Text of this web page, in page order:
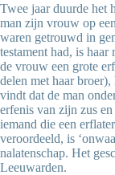
Twee jaar duurde het
man zijn vrouw op
waren getrouwd in
testament had, is
de vrouw een grote
delen met haar
vindt dat de man
erfenis van zijn zus
iemand die een
veroordeeld, is
nalatenschap. Het
Leeuwarden.